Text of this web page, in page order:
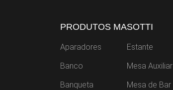
PRODUTOS MASOTTI
Aparadores
Banco
Banqueta
Estante
Mesa Auxiliar
Mesa de Bar